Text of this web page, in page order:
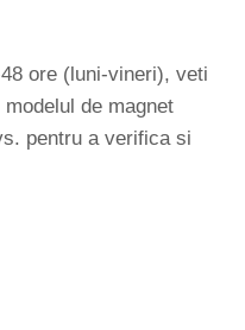
ore (luni-vineri), veti
de magnet
pentru a verifica si